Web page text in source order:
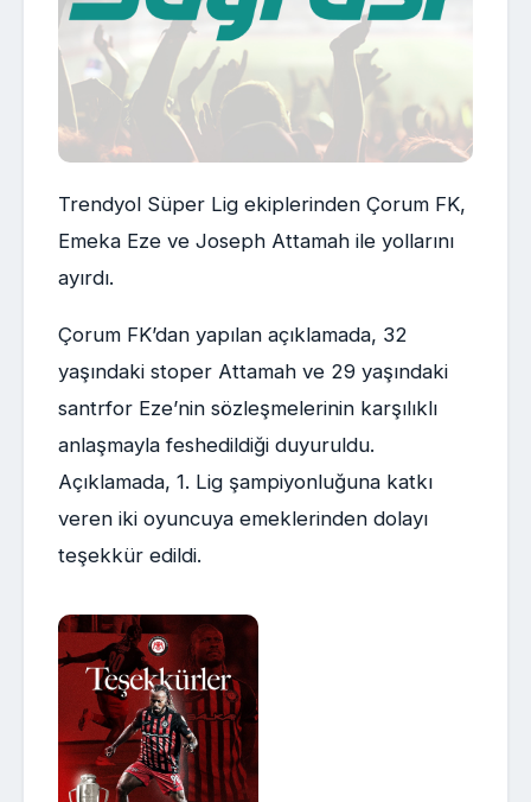
Trendyol Süper Lig ekiplerinden Çorum FK,
Emeka Eze ve Joseph Attamah ile yollarını
ayırdı.
Çorum FK’dan yapılan açıklamada, 32
yaşındaki stoper Attamah ve 29 yaşındaki
santrfor Eze’nin sözleşmelerinin karşılıklı
anlaşmayla feshedildiği duyuruldu.
Açıklamada, 1. Lig şampiyonluğuna katkı
veren iki oyuncuya emeklerinden dolayı
teşekkür edildi.